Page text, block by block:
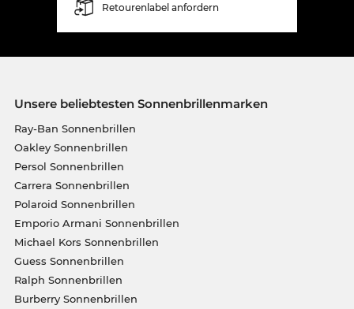
Retourenlabel anfordern
Unsere beliebtesten Sonnenbrillenmarken
Ray-Ban Sonnenbrillen
Oakley Sonnenbrillen
Persol Sonnenbrillen
Carrera Sonnenbrillen
Polaroid Sonnenbrillen
Emporio Armani Sonnenbrillen
Michael Kors Sonnenbrillen
Guess Sonnenbrillen
Ralph Sonnenbrillen
Burberry Sonnenbrillen